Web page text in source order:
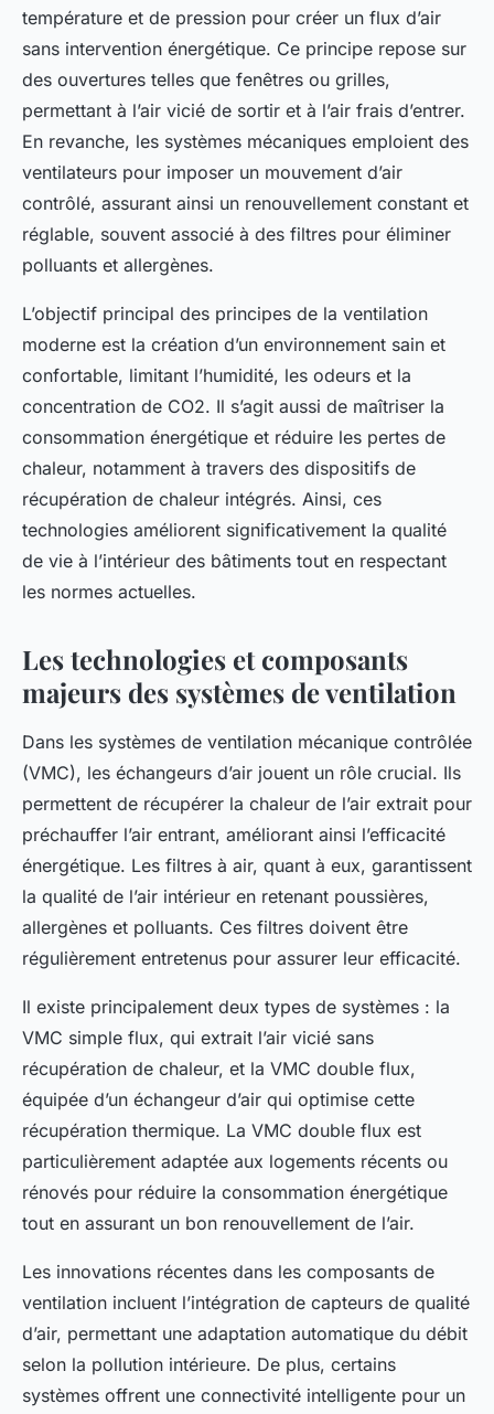
température et de pression pour créer un flux d’air
sans intervention énergétique. Ce principe repose sur
des ouvertures telles que fenêtres ou grilles,
permettant à l’air vicié de sortir et à l’air frais d’entrer.
En revanche, les systèmes mécaniques emploient des
ventilateurs pour imposer un mouvement d’air
contrôlé, assurant ainsi un renouvellement constant et
réglable, souvent associé à des filtres pour éliminer
polluants et allergènes.
L’objectif principal des principes de la ventilation
moderne est la création d’un environnement sain et
confortable, limitant l’humidité, les odeurs et la
concentration de CO2. Il s’agit aussi de maîtriser la
consommation énergétique et réduire les pertes de
chaleur, notamment à travers des dispositifs de
récupération de chaleur intégrés. Ainsi, ces
technologies améliorent significativement la qualité
de vie à l’intérieur des bâtiments tout en respectant
les normes actuelles.
Les technologies et composants
majeurs des systèmes de ventilation
Dans les systèmes de ventilation mécanique contrôlée
(VMC), les échangeurs d’air jouent un rôle crucial. Ils
permettent de récupérer la chaleur de l’air extrait pour
préchauffer l’air entrant, améliorant ainsi l’efficacité
énergétique. Les filtres à air, quant à eux, garantissent
la qualité de l’air intérieur en retenant poussières,
allergènes et polluants. Ces filtres doivent être
régulièrement entretenus pour assurer leur efficacité.
Il existe principalement deux types de systèmes : la
VMC simple flux, qui extrait l’air vicié sans
récupération de chaleur, et la VMC double flux,
équipée d’un échangeur d’air qui optimise cette
récupération thermique. La VMC double flux est
particulièrement adaptée aux logements récents ou
rénovés pour réduire la consommation énergétique
tout en assurant un bon renouvellement de l’air.
Les innovations récentes dans les composants de
ventilation incluent l’intégration de capteurs de qualité
d’air, permettant une adaptation automatique du débit
selon la pollution intérieure. De plus, certains
systèmes offrent une connectivité intelligente pour un